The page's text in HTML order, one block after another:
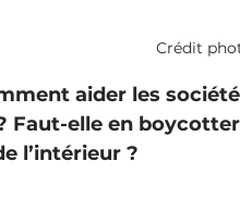
Crédit
aider les
Faut-elle en
l’intérieur ?